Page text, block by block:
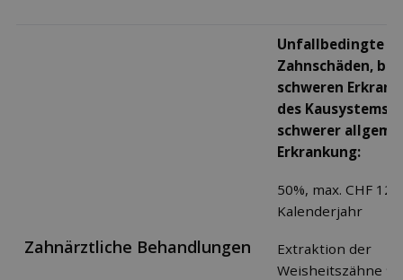
Zahnärztliche Behandlungen
Unfallbedingte
Zahnschäden, bei
schweren
des Kausystems
schwerer
Erkrankung:
50%, max. CHF
Kalenderjahr
Extraktion der
Weisheitszähne